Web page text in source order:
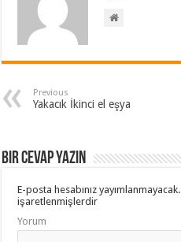
Previous
Yakacık İkinci el eşya
Bir cevap yazın
E-posta hesabınız yayımlanmayacak.
işaretlenmişlerdir
Yorum